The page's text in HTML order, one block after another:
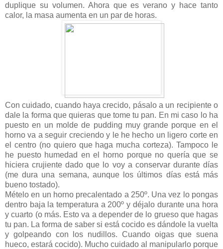
duplique su volumen. Ahora que es verano y hace tanto
calor, la masa aumenta en un par de horas.
Con cuidado, cuando haya crecido, pásalo a un recipiente o
dale la forma que quieras que tome tu pan. En mi caso lo ha
puesto en un molde de pudding muy grande porque en el
horno va a seguir creciendo y le he hecho un ligero corte en
el centro (no quiero que haga mucha corteza). Tampoco le
he puesto humedad en el horno porque no quería que se
hiciera crujiente dado que lo voy a conservar durante días
(me dura una semana, aunque los últimos días está más
bueno tostado).
Mételo en un horno precalentado a 250º. Una vez lo pongas
dentro baja la temperatura a 200º y déjalo durante una hora
y cuarto (o más. Esto va a depender de lo grueso que hagas
tu pan. La forma de saber si está cocido es dándole la vuelta
y golpeando con los nudillos. Cuando oigas que suena
hueco, estará cocido). Mucho cuidado al manipularlo porque